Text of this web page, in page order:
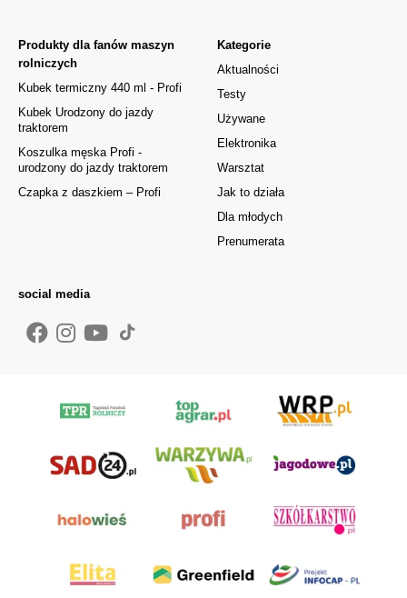
Kategorie
Aktualności
Testy
Używane
Elektronika
Warsztat
Jak to działa
Dla młodych
Prenumerata
Produkty dla fanów maszyn
rolniczych
Kubek termiczny 440 ml - Profi
Kubek Urodzony do jazdy
traktorem
Koszulka męska Profi -
urodzony do jazdy traktorem
Czapka z daszkiem – Profi
social media